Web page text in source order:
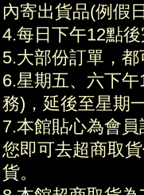
內寄出貨品(例假
4.每日下午12點
5.大部份訂單，
6.星期五、六下
務)，延後至星期
7.本館貼心為會
您即可去超商取
貨。